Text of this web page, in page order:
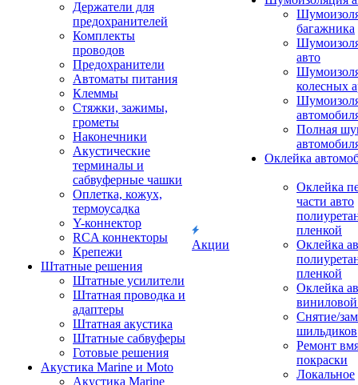
Держатели для
предохранителей
Комплекты
проводов
Предохранители
Автоматы питания
Клеммы
Стяжки, зажимы,
грометы
Наконечники
Акустические
терминалы и
сабвуферные чашки
Оплетка, кожух,
термоусадка
Y-коннектор
RCA коннекторы
Крепежи
Штатные решения
Штатные усилители
Штатная проводка и
адаптеры
Штатная акустика
Штатные сабвуферы
Готовые решения
Акустика Marine и Moto
Акустика Marine
Акции
багажника
авто
колесных
Полная
Оклейка
Оклейка
части авто
пленкой
Оклейка
пленкой
Оклейка
Снятие/
шильдиков
Ремонт
покраски
Локальное